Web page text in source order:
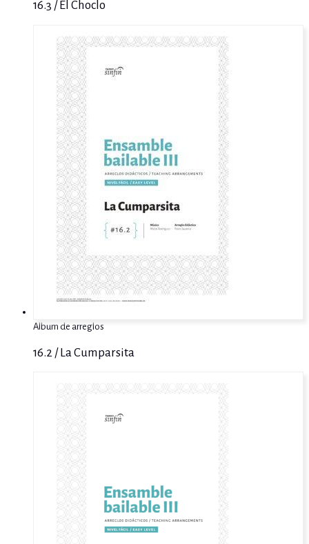
16.3 / El Choclo
Album de arreglos
16.2 / La Cumparsita